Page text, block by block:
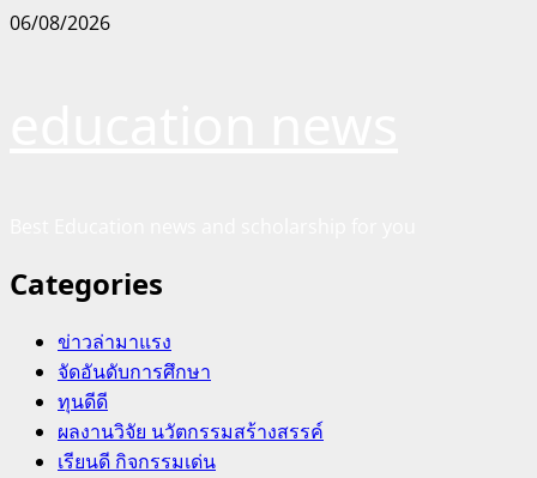
Skip
06/08/2026
Categories
ข่าวล่ามาแรง
จัดอันดับการศึกษา
ทุนดีดี
ผลงานวิจัย นวัตกรรมสร้างสรรค์
เรียนดี กิจกรรมเด่น